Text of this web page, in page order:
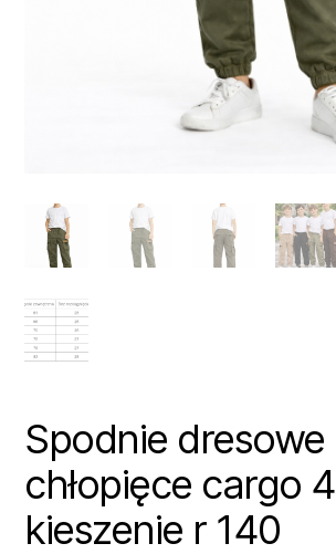
Spodnie dresowe
chłopięce cargo 4
kieszenie r 140